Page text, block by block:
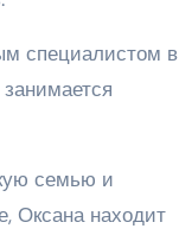
специалистом в
семью и
Оксана находит